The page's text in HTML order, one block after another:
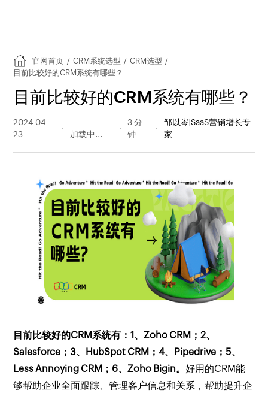
官网首页 / CRM系统选型 / CRM选型 /
目前比较好的CRM系统有哪些？
目前比较好的CRM系统有哪些？
2024-04-
23
量
3 分
钟
邹以岑|SaaS营销增长专
家
目前比较好的CRM系统有：1、Zoho CRM；2、
Salesforce；3、HubSpot CRM；4、Pipedrive；5、
Less Annoying CRM；6、Zoho Bigin。好用的CRM能
够帮助企业全面跟踪、管理客户信息和关系，帮助提升企